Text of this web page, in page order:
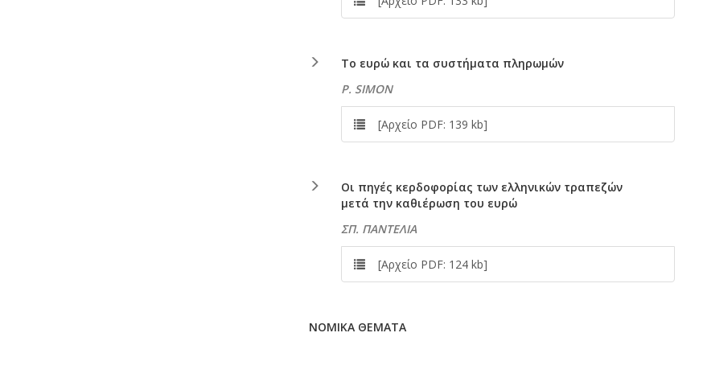
Το ευρώ και τα συστήματα πληρωμών
P. SIMON
[Αρχείο PDF: 139 kb]
Οι πηγές κερδοφορίας των ελληνικών τραπεζών
μετά την καθιέρωση του ευρώ
ΣΠ. ΠΑΝΤΕΛΙΑ
[Αρχείο PDF: 124 kb]
ΝΟΜΙΚΑ ΘΕΜΑΤΑ